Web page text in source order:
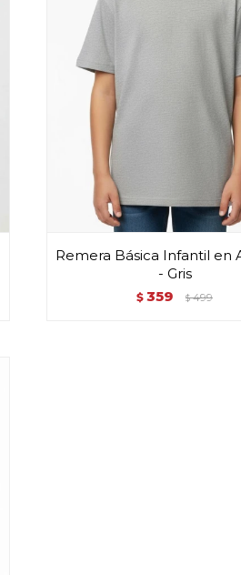
Remera Básica Infantil en
- Gris
$ 359 $ 499